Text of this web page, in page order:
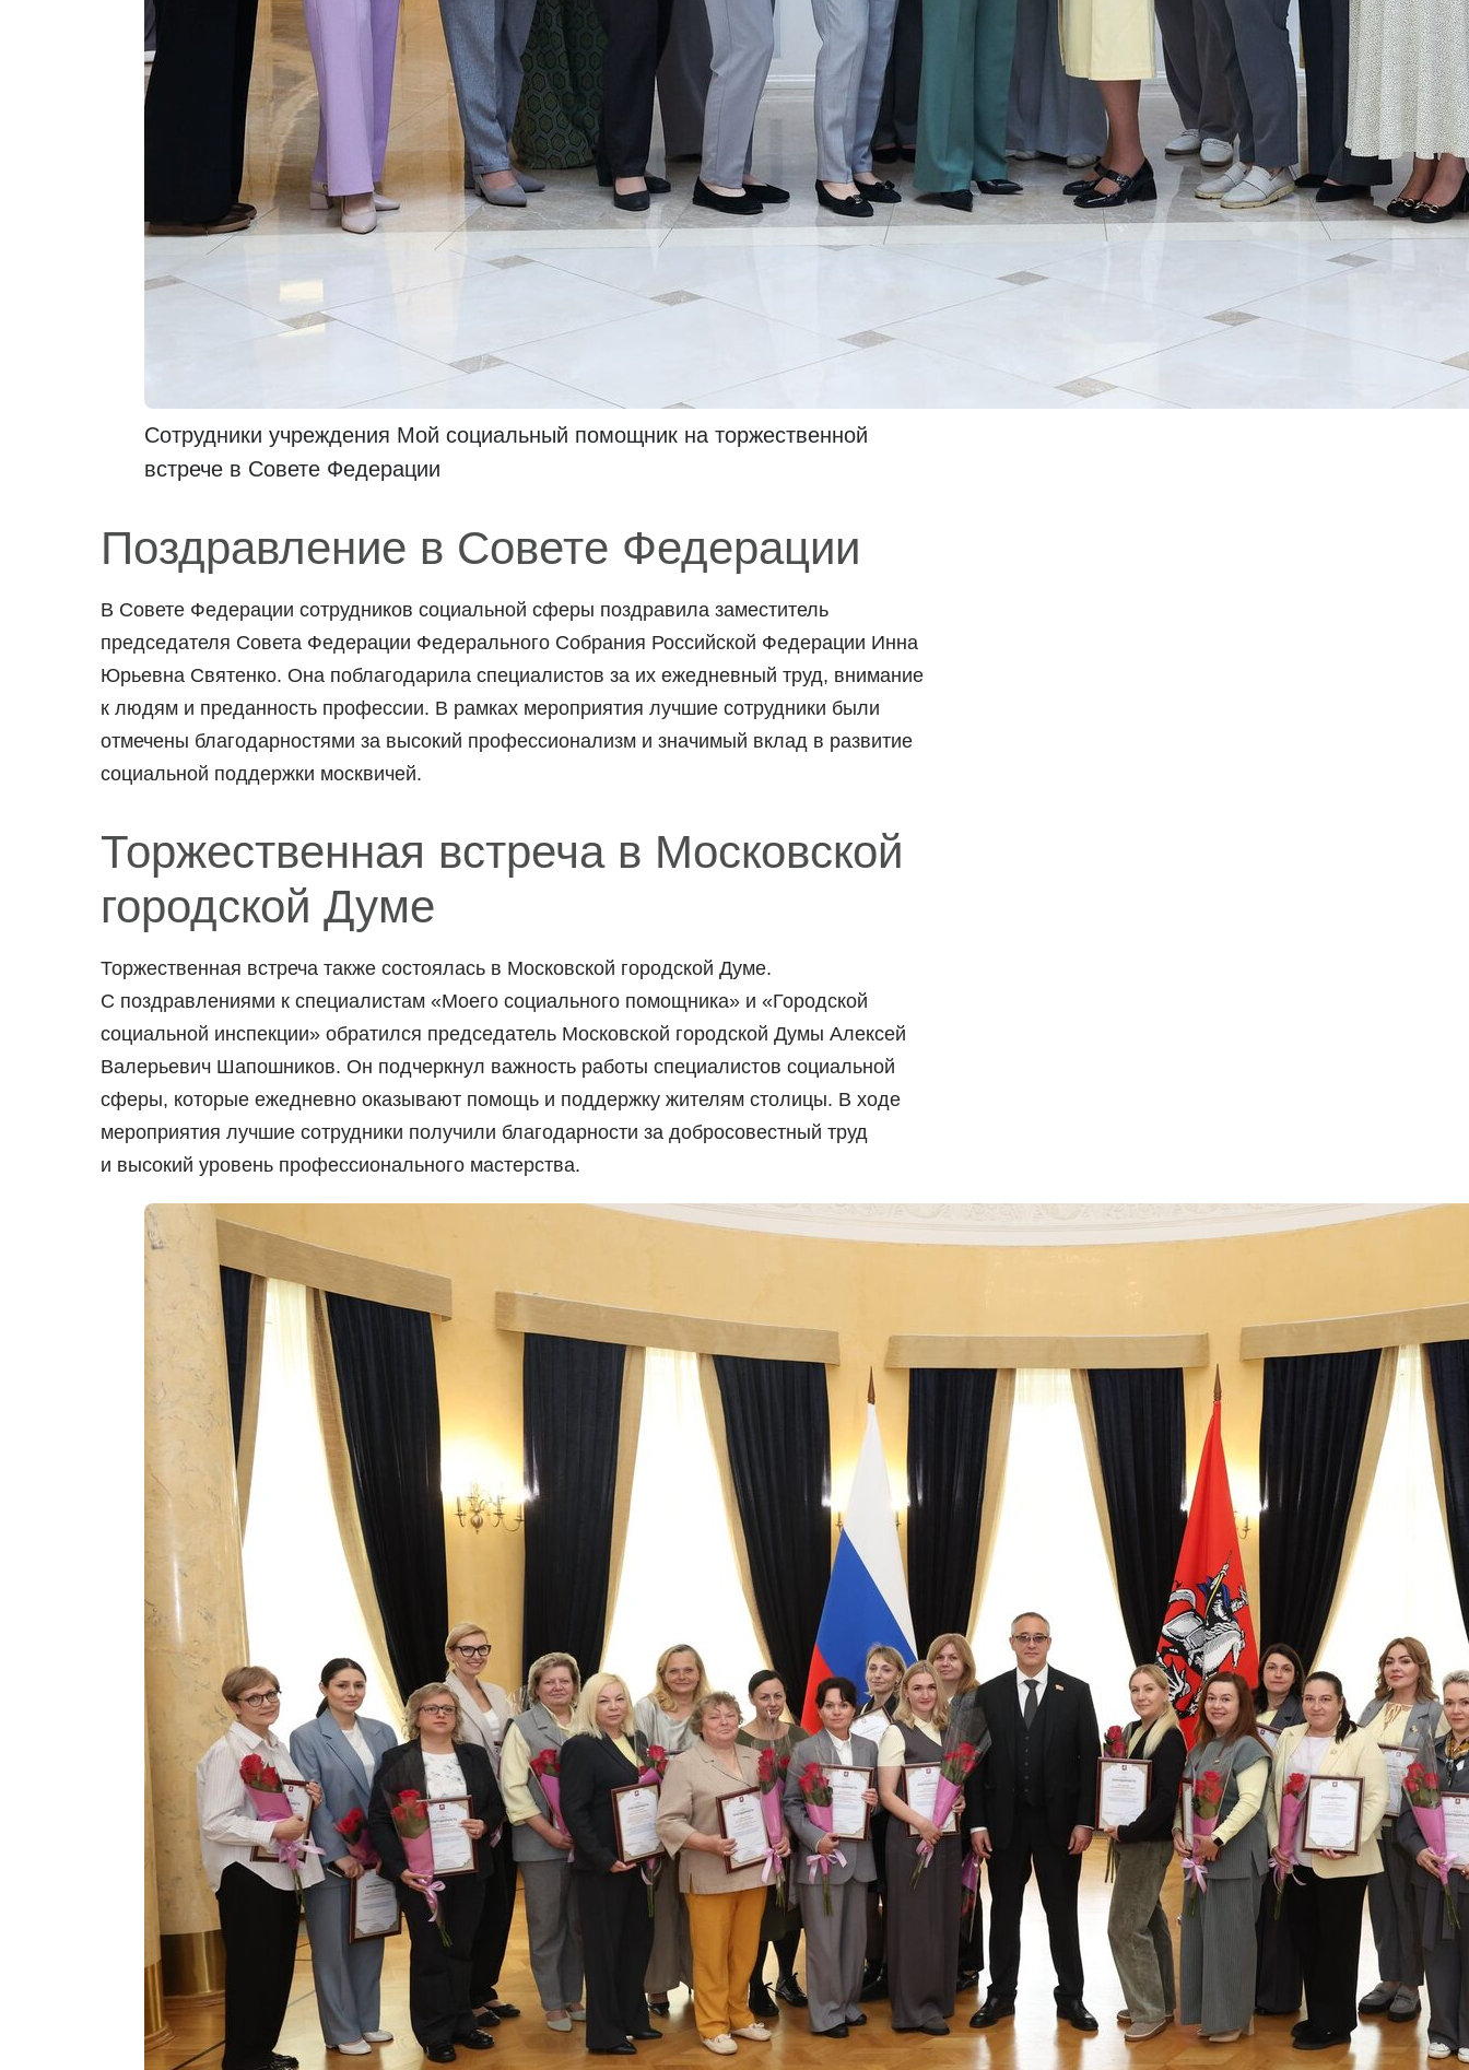
Сотрудники учреждения Мой социальный помощник на торжественной
встрече в Совете Федерации
Поздравление в Совете Федерации
В Совете Федерации сотрудников социальной сферы поздравила заместитель
председателя Совета Федерации Федерального Собрания Российской Федерации Инна
Юрьевна Святенко. Она поблагодарила специалистов за их ежедневный труд, внимание
к людям и преданность профессии. В рамках мероприятия лучшие сотрудники были
отмечены благодарностями за высокий профессионализм и значимый вклад в развитие
социальной поддержки москвичей.
Торжественная встреча в Московской
городской Думе
Торжественная встреча также состоялась в Московской городской Думе.
С поздравлениями к специалистам «Моего социального помощника» и «Городской
социальной инспекции» обратился председатель Московской городской Думы Алексей
Валерьевич Шапошников. Он подчеркнул важность работы специалистов социальной
сферы, которые ежедневно оказывают помощь и поддержку жителям столицы. В ходе
мероприятия лучшие сотрудники получили благодарности за добросовестный труд
и высокий уровень профессионального мастерства.